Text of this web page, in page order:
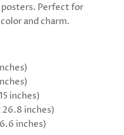
Perfect for
and charm.
inches)
26.8 inches)
inches)